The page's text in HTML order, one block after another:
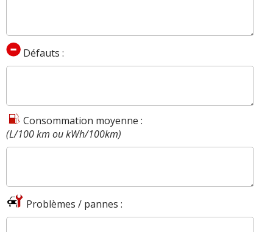
Défauts :
Consommation moyenne :
(L/100 km ou kWh/100km)
Problèmes / pannes :